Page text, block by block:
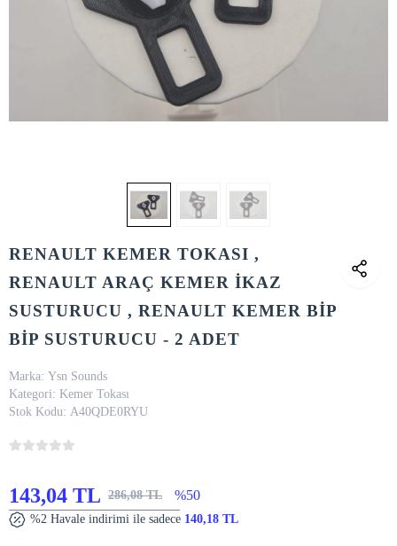
RENAULT KEMER TOKASI ,
RENAULT ARAÇ KEMER İKAZ
SUSTURUCU , RENAULT KEMER BİP
BİP SUSTURUCU - 2 ADET
Marka: Ysn Sounds
Kategori: Kemer Tokası
Stok Kodu: A40QDE0RYU
143,04 TL 286,08 TL %50
%2 Havale indirimi ile sadece 140,18 TL